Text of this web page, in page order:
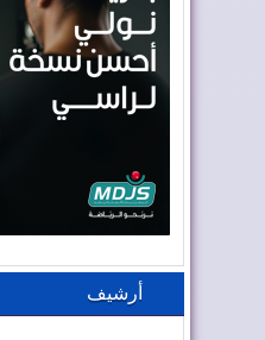
أرشيف